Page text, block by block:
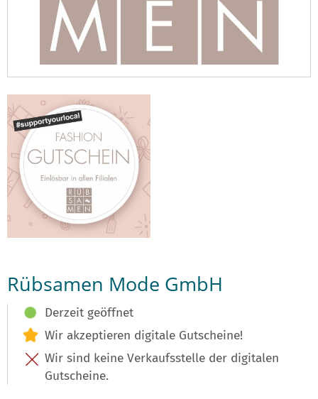
Rübsamen Mode GmbH
Derzeit geöffnet
Wir akzeptieren digitale Gutscheine!
Wir sind keine Verkaufsstelle der digitalen
Gutscheine.